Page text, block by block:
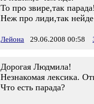
То про звире,так парада!
Неж про лиди,так
Лейона 29.06.2008 00:58
Дорогая Людмила!
Незнакомая лексика.
Что есть парада?